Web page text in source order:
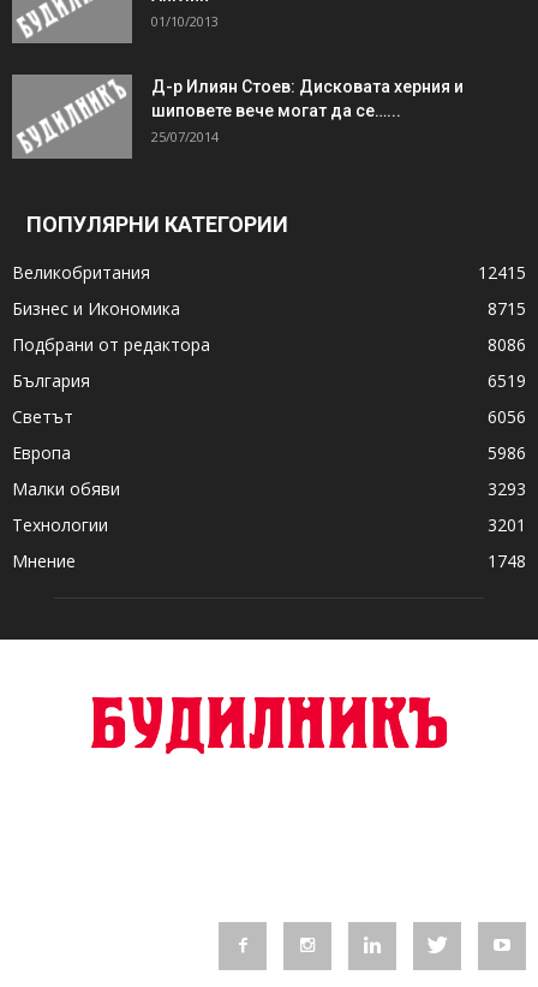
01/10/2013
Д-р Илиян Стоев: Дисковата херния и
шиповете вече могат да се…...
25/07/2014
ПОПУЛЯРНИ КАТЕГОРИИ
Великобритания
12415
Бизнес и Икономика
8715
Подбрани от редактора
8086
България
6519
Светът
6056
Европа
5986
Малки обяви
3293
Технологии
3201
Мнение
1748